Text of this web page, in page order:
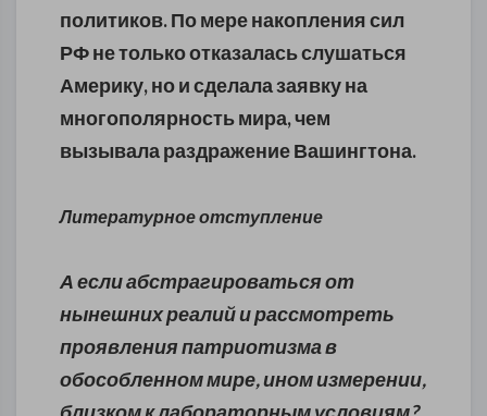
политиков. По мере накопления сил
РФ не только отказалась слушаться
Америку, но и сделала заявку на
многополярность мира, чем
вызывала раздражение Вашингтона.
Литературное отступление
А если абстрагироваться от
нынешних реалий и рассмотреть
проявления патриотизма в
обособленном мире, ином измерении,